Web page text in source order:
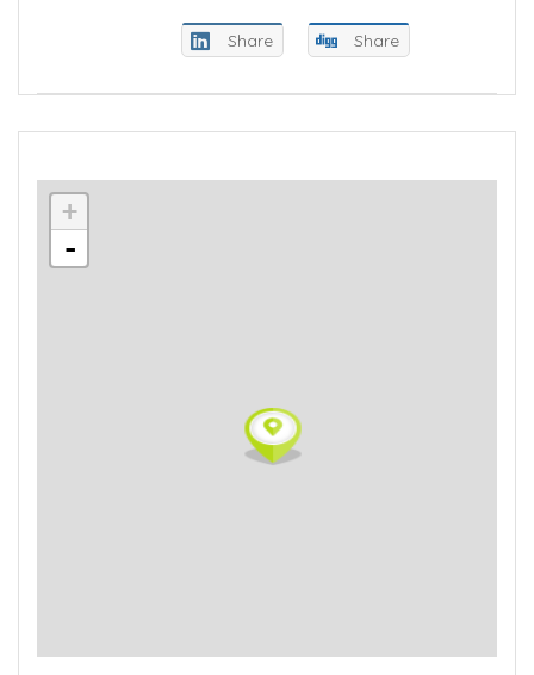
Share Share
+
-